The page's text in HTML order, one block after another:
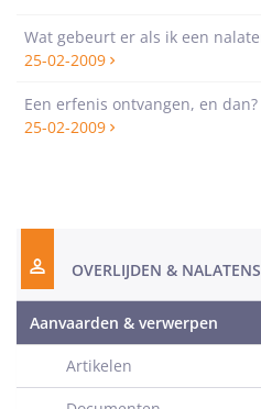
Wat gebeurt er als ik een
25-02-2009
Een erfenis ontvangen, en dan?
25-02-2009
OVERLIJDEN &
Aanvaarden & verwerpen
Artikelen